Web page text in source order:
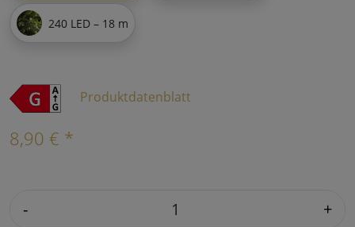
240 LED – 18 m
Produktdatenblatt
8,90 € *
- +